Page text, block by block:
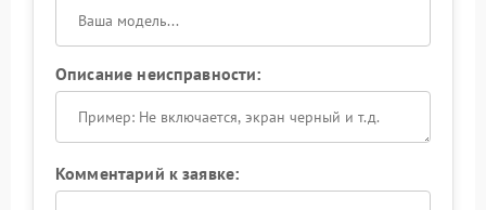
Описание неисправности:
Комментарий к заявке: